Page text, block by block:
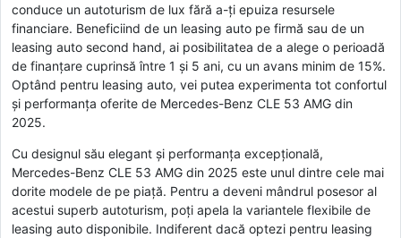
conduce un autoturism de lux fără a-ți epuiza resursele
financiare. Beneficiind de un leasing auto pe firmă sau de un
leasing auto second hand, ai posibilitatea de a alege o perioadă
de finanțare cuprinsă între 1 și 5 ani, cu un avans minim de 15%.
Optând pentru leasing auto, vei putea experimenta tot confortul
și performanța oferite de Mercedes-Benz CLE 53 AMG din
2025.
Cu designul său elegant și performanța excepțională,
Mercedes-Benz CLE 53 AMG din 2025 este unul dintre cele mai
dorite modele de pe piață. Pentru a deveni mândrul posesor al
acestui superb autoturism, poți apela la variantele flexibile de
leasing auto disponibile. Indiferent dacă optezi pentru leasing